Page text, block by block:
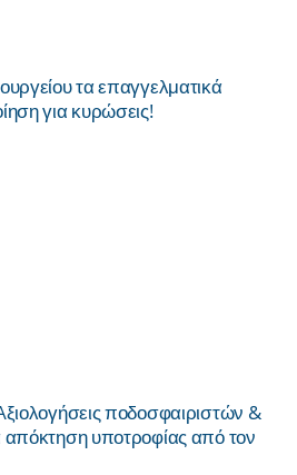
τα επαγγελματικά
για κυρώσεις!
ποδοσφαιριστών &
απόκτηση υποτροφίας από τον